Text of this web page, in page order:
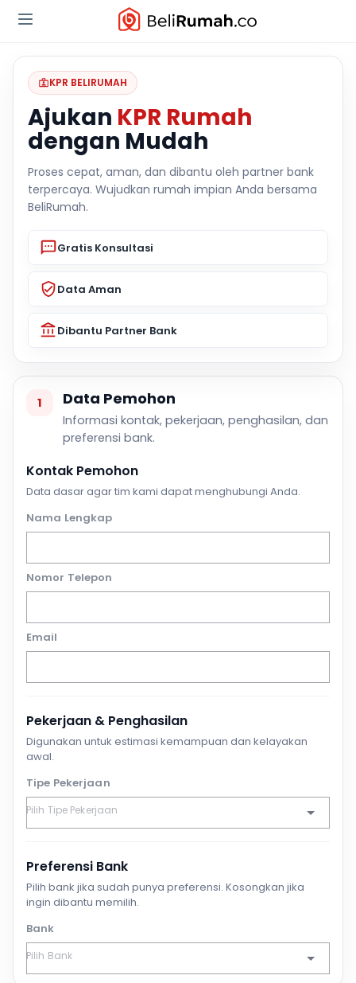
KPR BELIRUMAH
Ajukan KPR Rumah
dengan Mudah
Proses cepat, aman, dan dibantu oleh partner bank
terpercaya. Wujudkan rumah impian Anda bersama
BeliRumah.
Gratis Konsultasi
Data Aman
Dibantu Partner Bank
1 Data Pemohon
Informasi kontak, pekerjaan, penghasilan, dan
preferensi bank.
Kontak Pemohon
Data dasar agar tim kami dapat menghubungi Anda.
Nama Lengkap
Nomor Telepon
Email
Pekerjaan & Penghasilan
Digunakan untuk estimasi kemampuan dan kelayakan
awal.
Tipe Pekerjaan
Preferensi Bank
Pilih bank jika sudah punya preferensi. Kosongkan jika
ingin dibantu memilih.
Bank